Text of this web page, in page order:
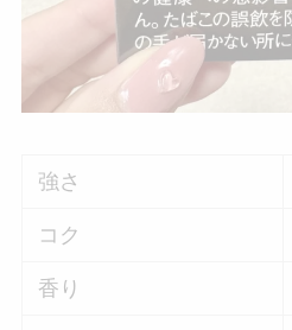
強さ
コク
香り